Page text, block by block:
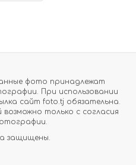
фото принадлежат
При использовании
сайт foto.tj обязательна.
только с согласия
защищены.